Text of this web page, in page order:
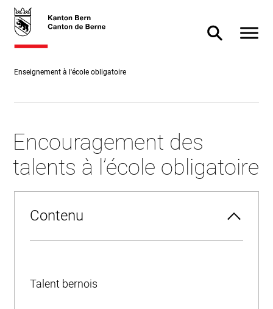
Accès
direct
skiplink.toNavigation
skiplink.toStartPage
Accès
direct à
Enseignement à l'école obligatoire
Afficher/
Encouragement des
talents à l’école obligatoire
Contenu
Talent bernois